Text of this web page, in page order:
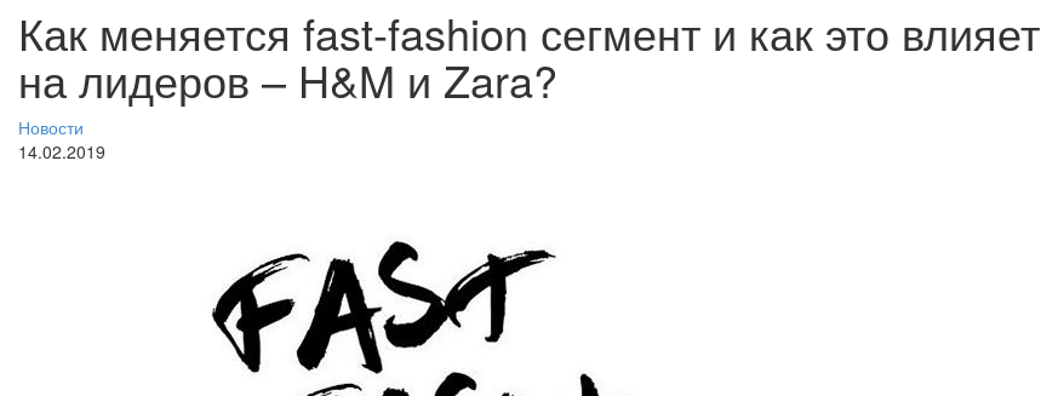
Как меняется fast-fashion сегмент и как это влияет
на лидеров – H&M и Zara?
Новости
14.02.2019